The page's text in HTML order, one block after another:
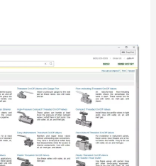
افزونه
ای
برای
دانلود
مدل